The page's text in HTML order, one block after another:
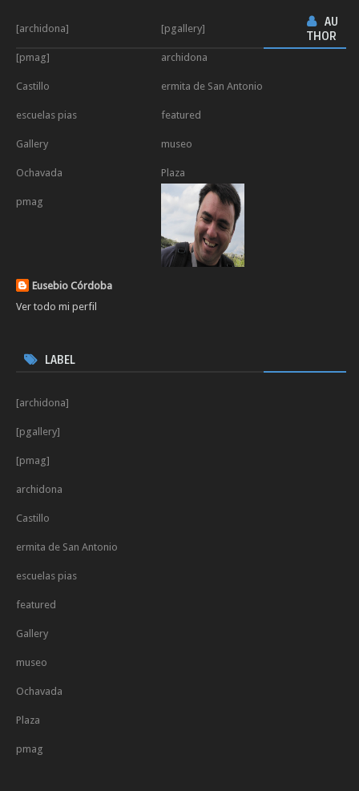
[archidona] [pgallery]
[pmag] archidona
Castillo ermita de San Antonio
escuelas pias featured
Gallery museo
Ochavada Plaza
pmag
AU
THOR
Eusebio Córdoba
Ver todo mi perfil
LABEL
[archidona]
[pgallery]
[pmag]
archidona
Castillo
ermita de San Antonio
escuelas pias
featured
Gallery
museo
Ochavada
Plaza
pmag